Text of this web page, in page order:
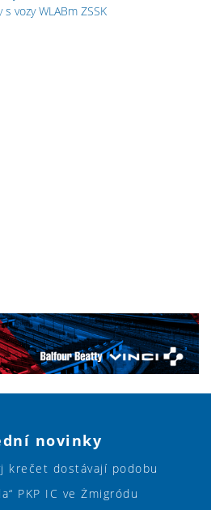
vozy WLABm ZSSK
novinky
krečet dostávají podobu
PKP IC ve Żmigródu